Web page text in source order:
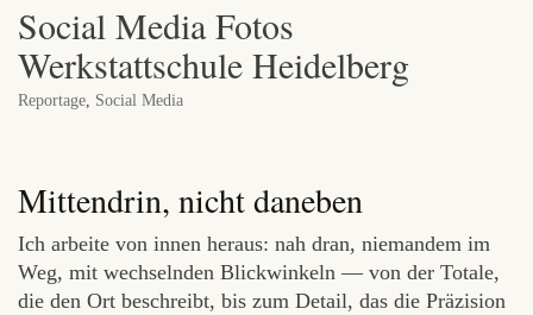
Social Media Fotos
Werkstattschule Heidelberg
Reportage, Social Media
Mittendrin, nicht daneben
Ich arbeite von innen heraus: nah dran, niemandem im
Weg, mit wechselnden Blickwinkeln — von der Totale,
die den Ort beschreibt, bis zum Detail, das die Präzision